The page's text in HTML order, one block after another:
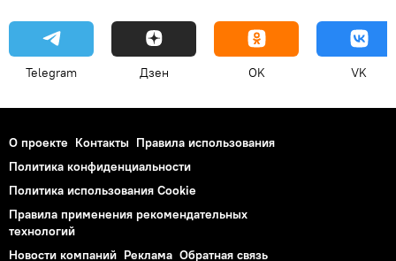
Telegram Дзен OK VK
О проекте Контакты Правила использования
Политика конфиденциальности
Политика использования Cookie
Правила применения рекомендательных
технологий
Новости компаний Реклама Обратная связь